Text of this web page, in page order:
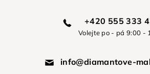
+420 555 333
Volejte po - pá 9:00 -
info@diamantove-